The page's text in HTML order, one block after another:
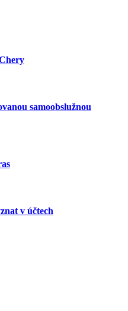
samoobslužnou
v účtech